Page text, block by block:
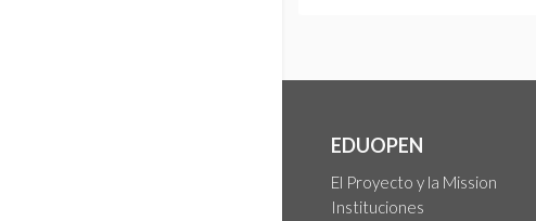
EDUOPEN
El Proyecto y la Mission
Instituciones